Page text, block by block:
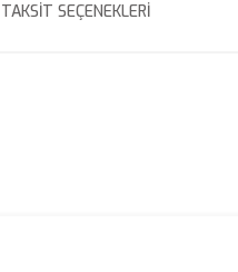
TAKSIT SEÇENEKLERI